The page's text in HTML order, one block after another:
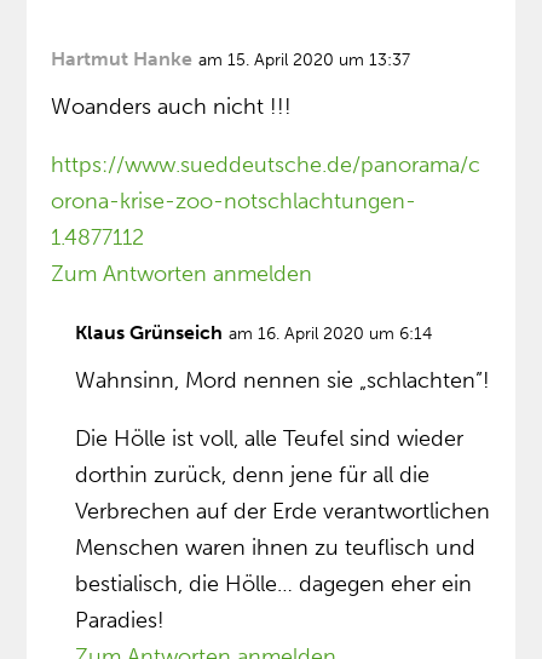
Hartmut Hanke am 15. April 2020 um 13:37
Woanders auch nicht !!!
https://www.sueddeutsche.de/panorama/c
orona-krise-zoo-notschlachtungen-
1.4877112
Zum Antworten anmelden
Klaus Grünseich am 16. April 2020 um 6:14
Wahnsinn, Mord nennen sie „schlachten”!
Die Hölle ist voll, alle Teufel sind wieder
dorthin zurück, denn jene für all die
Verbrechen auf der Erde verantwortlichen
Menschen waren ihnen zu teuflisch und
bestialisch, die Hölle… dagegen eher ein
Paradies!